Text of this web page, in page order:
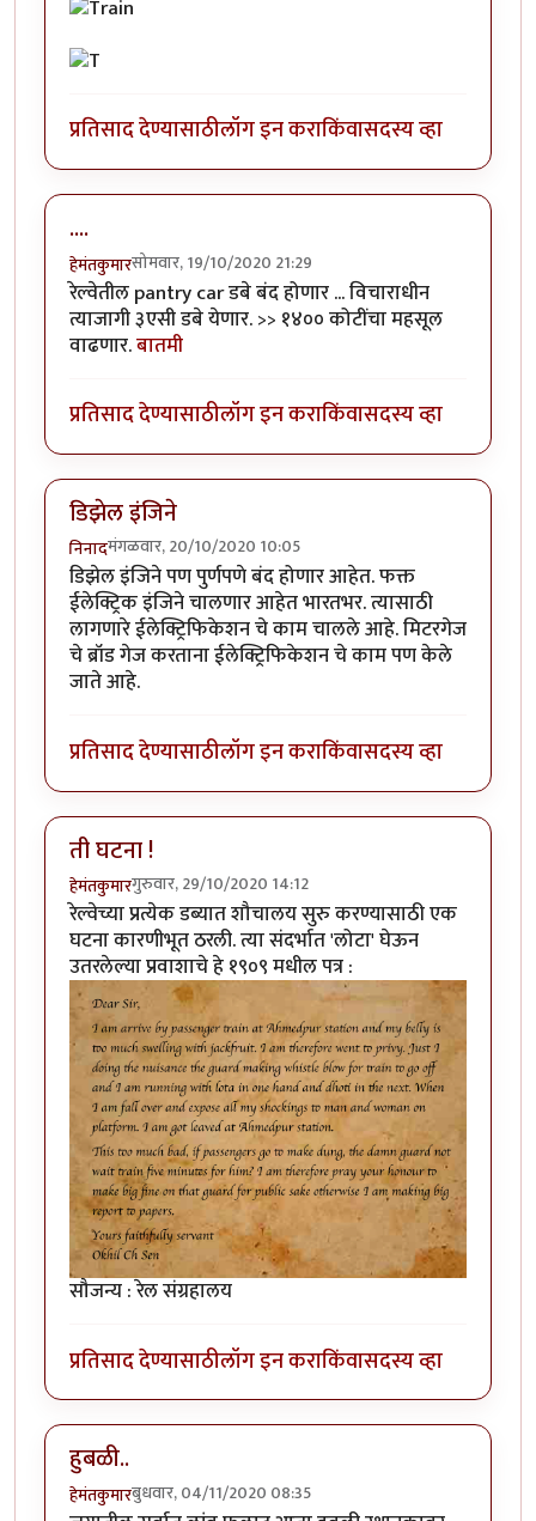
प्रतिसाद देण्यासाठीलॉग इन कराकिंवासदस्य व्हा
....
हेमंतकुमारसोमवार, 19/10/2020 21:29
रेल्वेतील pantry car डबे बंद होणार ... विचाराधीन
त्याजागी ३एसी डबे येणार. >> १४०० कोटींचा महसूल
वाढणार.बातमी
प्रतिसाद देण्यासाठीलॉग इन कराकिंवासदस्य व्हा
डिझेल इंजिने
निनादमंगळवार, 20/10/2020 10:05
डिझेल इंजिने पण पुर्णपणे बंद होणार आहेत. फक्त
ईलेक्ट्रिक इंजिने चालणार आहेत भारतभर. त्यासाठी
लागणारे ईलेक्ट्रिफिकेशन चे काम चालले आहे. मिटरगेज
चे ब्रॉड गेज करताना ईलेक्ट्रिफिकेशन चे काम पण केले
जाते आहे.
प्रतिसाद देण्यासाठीलॉग इन कराकिंवासदस्य व्हा
ती घटना !
हेमंतकुमारगुरुवार, 29/10/2020 14:12
रेल्वेच्या प्रत्येक डब्यात शौचालय सुरु करण्यासाठी एक
घटना कारणीभूत ठरली. त्या संदर्भात 'लोटा' घेऊन
उतरलेल्या प्रवाशाचे हे १९०९ मधील पत्र :
सौजन्य : रेल संग्रहालय
प्रतिसाद देण्यासाठीलॉग इन कराकिंवासदस्य व्हा
हुबळी..
हेमंतकुमारबुधवार, 04/11/2020 08:35